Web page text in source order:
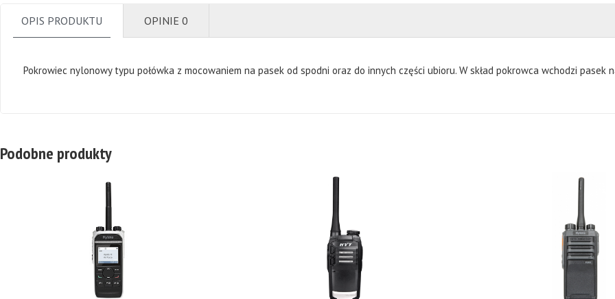
OPIS PRODUKTU OPINIE 0
Pokrowiec nylonowy typu połówka z mocowaniem na pasek od spodni oraz do innych części ubioru. W skład pokrowca wchodzi pasek
Podobne produkty